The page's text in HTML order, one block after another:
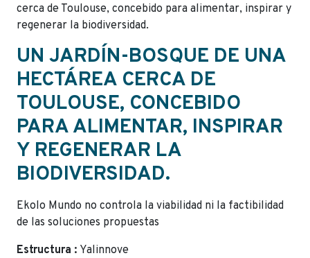
cerca de Toulouse, concebido para alimentar, inspirar y
regenerar la biodiversidad.
UN JARDÍN-BOSQUE DE UNA
HECTÁREA CERCA DE
TOULOUSE, CONCEBIDO
PARA ALIMENTAR, INSPIRAR
Y REGENERAR LA
BIODIVERSIDAD.
Ekolo Mundo no controla la viabilidad ni la factibilidad
de las soluciones propuestas
Estructura : Yalinnove